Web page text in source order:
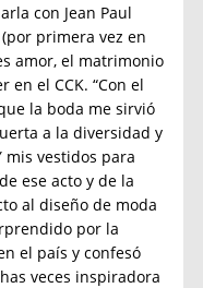
con Jean Paul
primera vez en
amor, el matrimonio
en el CCK. “Con el
la boda me sirvió
a la diversidad y
mis vestidos para
ese acto y de la
al diseño de moda
por la
el país y confesó
veces inspiradora